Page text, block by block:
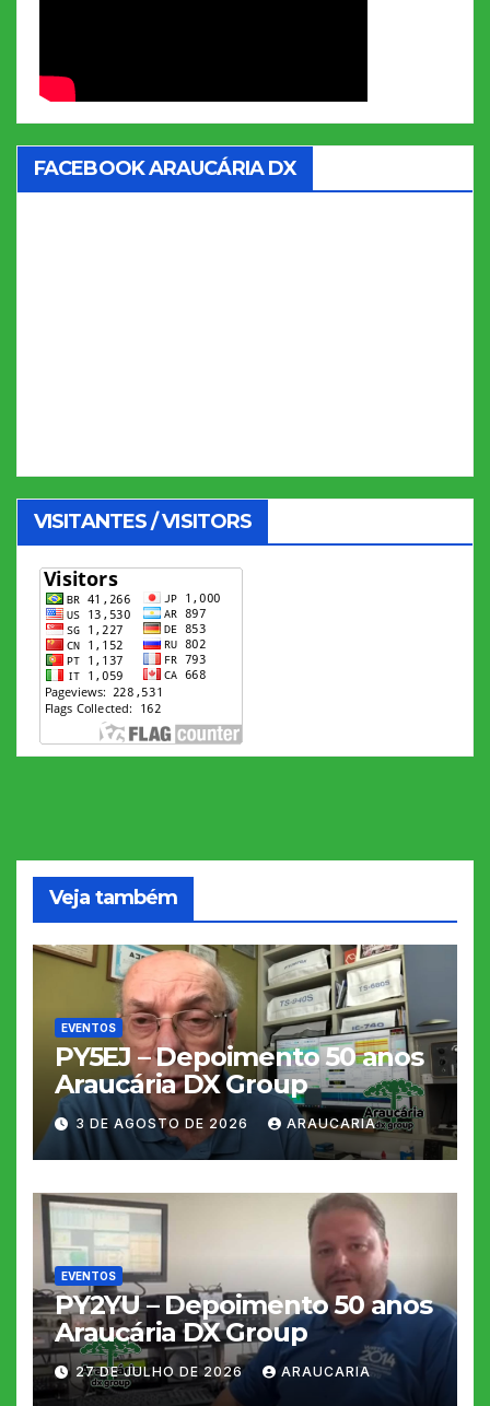
FACEBOOK ARAUCÁRIA DX
VISITANTES / VISITORS
Veja também
EVENTOS
PY5EJ – Depoimento 50 anos
Araucária DX Group
3 DE AGOSTO DE 2026 ARAUCARIA
EVENTOS
PY2YU – Depoimento 50 anos
Araucária DX Group
27 DE JULHO DE 2026 ARAUCARIA